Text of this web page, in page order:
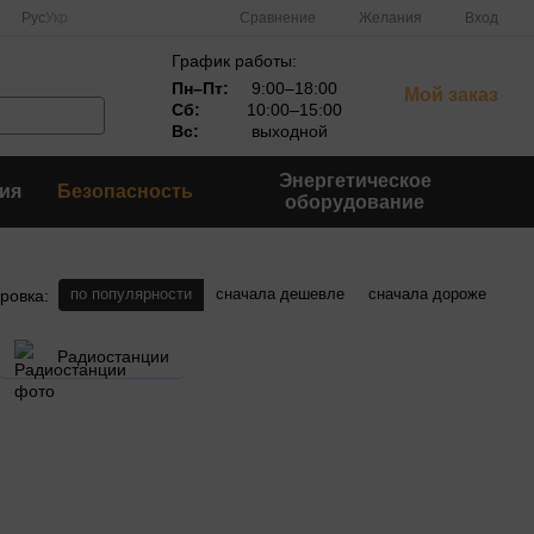
Рус Сравнение Желания Вход
График работы:
Пн–Пт:
9:00–18:00
Сб:
10:00–15:00
Вс:
выходной
Мой заказ
Безопасность
Энергетическое
оборудование
по популярности сначала дешевле сначала дороже
Радиостанции